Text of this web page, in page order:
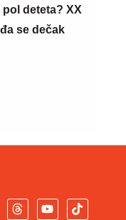
deteta? XX
se dečak